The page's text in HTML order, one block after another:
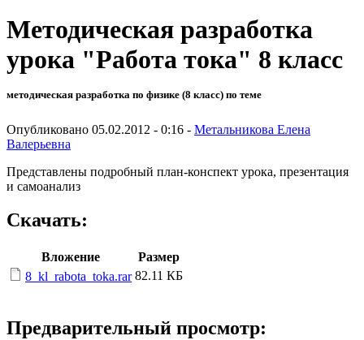
Методическая разработка
урока "Работа тока" 8 класс
методическая разработка по физике (8 класс) по теме
Опубликовано 05.02.2012 - 0:16 - Метальникова Елена
Валерьевна
Представлены подробный план-конспект урока, презентация
и самоанализ
Скачать:
Вложение
Размер
8_kl_rabota_toka.rar 82.11 КБ
Предварительный просмотр: